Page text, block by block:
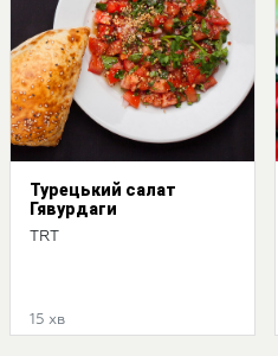
Турецький салат
Гявурдаги
TRT
15 хв